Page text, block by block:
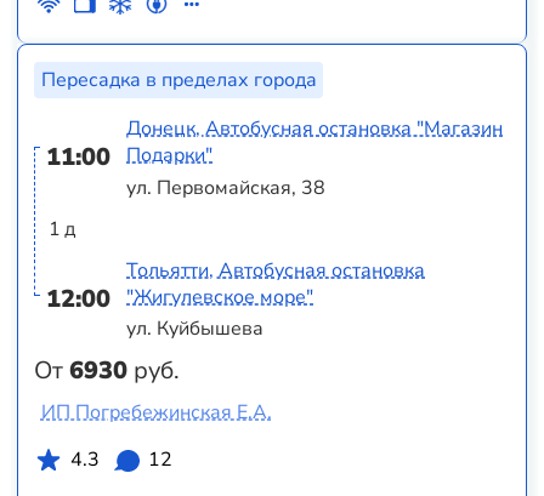
Пересадка в пределах города
11:00
1 д
12:00
От6930 руб.
Донецк, Автобусная остановка "Магазин
Подарки"
ул. Первомайская, 38
Тольятти, Автобусная остановка
"Жигулевское море"
ул. Куйбышева
ИП Погребежинская Е.А.
4.3
12